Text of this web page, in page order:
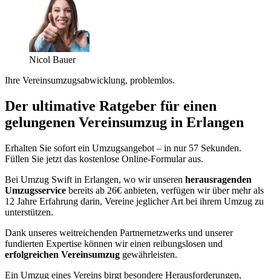
Nicol Bauer
Ihre Vereinsumzugsabwicklung, problemlos.
Der ultimative Ratgeber für einen
gelungenen Vereinsumzug in Erlangen
Erhalten Sie sofort ein Umzugsangebot – in nur 57 Sekunden.
Füllen Sie jetzt das kostenlose Online-Formular aus.
Bei Umzug Swift in Erlangen, wo wir unseren herausragenden
Umzugsservice bereits ab 26€ anbieten, verfügen wir über mehr als
12 Jahre Erfahrung darin, Vereine jeglicher Art bei ihrem Umzug zu
unterstützen.
Dank unseres weitreichenden Partnernetzwerks und unserer
fundierten Expertise können wir einen reibungslosen und
erfolgreichen Vereinsumzug gewährleisten.
Ein Umzug eines Vereins birgt besondere Herausforderungen,